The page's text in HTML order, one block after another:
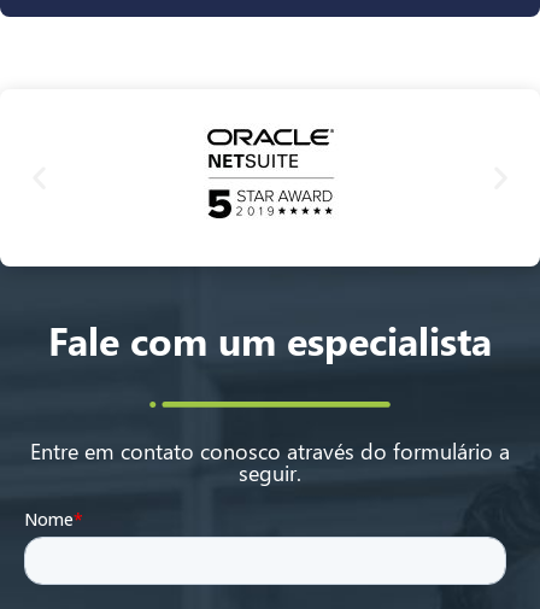
Fale com um especialista
Entre em contato conosco através do formulário a
seguir.